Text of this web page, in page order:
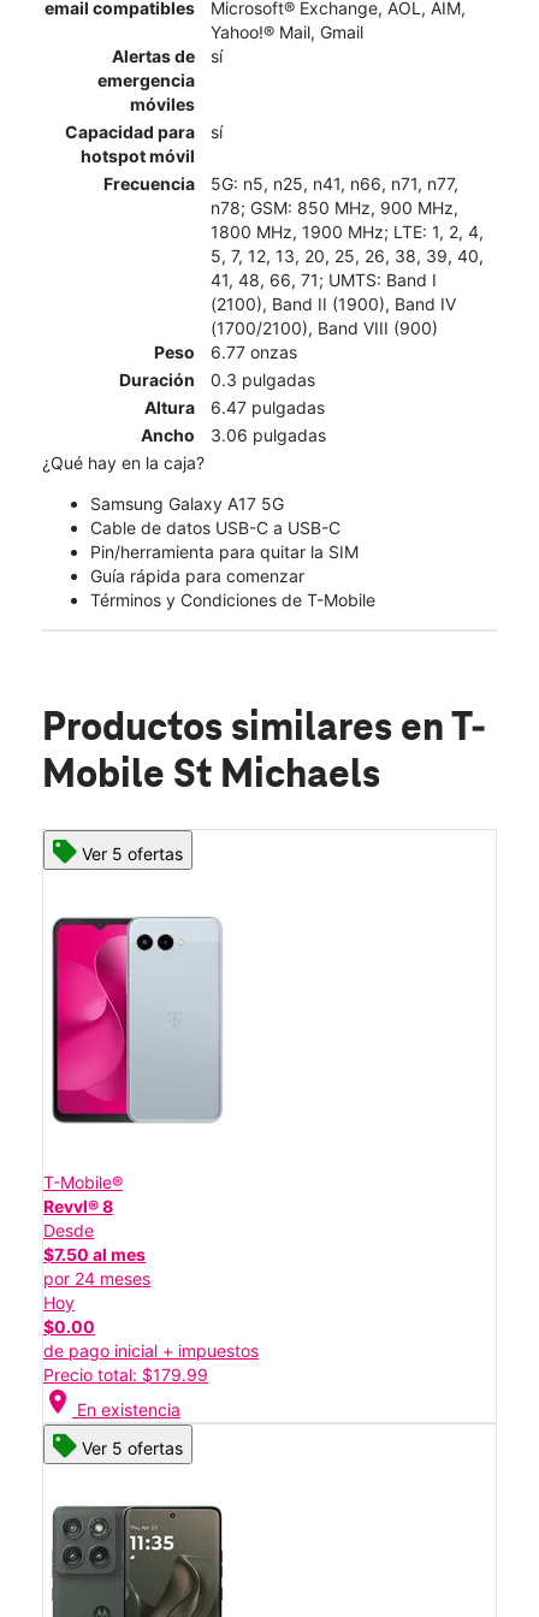
email compatibles
Microsoft® Exchange, AOL, AIM,
Yahoo!® Mail, Gmail
Alertas de
emergencia
móviles
sí
Capacidad para
hotspot móvil
sí
Frecuencia
5G: n5, n25, n41, n66, n71, n77,
n78; GSM: 850 MHz, 900 MHz,
1800 MHz, 1900 MHz; LTE: 1, 2, 4,
5, 7, 12, 13, 20, 25, 26, 38, 39, 40,
41, 48, 66, 71; UMTS: Band I
(2100), Band II (1900), Band IV
(1700/2100), Band VIII (900)
Peso
6.77 onzas
Duración
0.3 pulgadas
Altura
6.47 pulgadas
Ancho
3.06 pulgadas
¿Qué hay en la caja?
Samsung Galaxy A17 5G
Cable de datos USB-C a USB-C
Pin/herramienta para quitar la SIM
Guía rápida para comenzar
Términos y Condiciones de T-Mobile
Productos similares en T-
Mobile St Michaels
Ver 5 ofertas
T-Mobile®
Revvl® 8
Desde
$7.50 al mes
por 24 meses
Hoy
$0.00
de pago inicial + impuestos
Precio total: $179.99
location_on En existencia
Ver 5 ofertas